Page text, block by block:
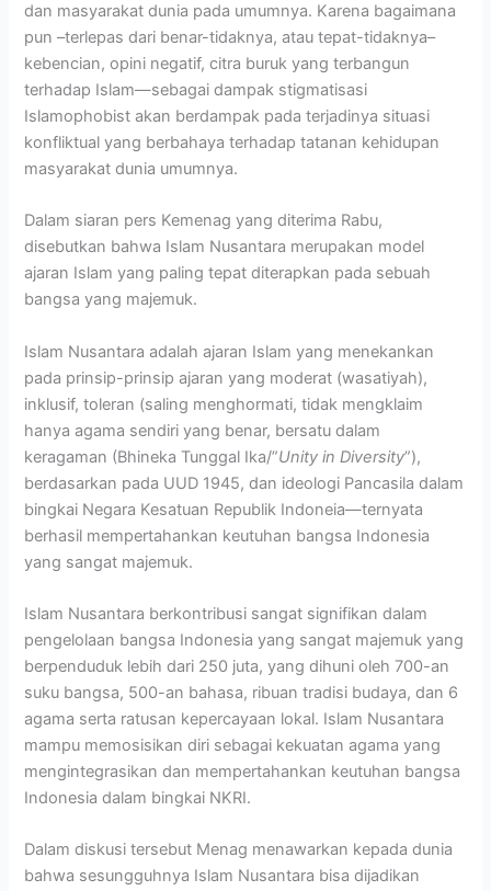
dan masyarakat dunia pada umumnya. Karena bagaimana
pun –terlepas dari benar-tidaknya, atau tepat-tidaknya–
kebencian, opini negatif, citra buruk yang terbangun
terhadap Islam—sebagai dampak stigmatisasi
Islamophobist akan berdampak pada terjadinya situasi
konfliktual yang berbahaya terhadap tatanan kehidupan
masyarakat dunia umumnya.
Dalam siaran pers Kemenag yang diterima Rabu,
disebutkan bahwa Islam Nusantara merupakan model
ajaran Islam yang paling tepat diterapkan pada sebuah
bangsa yang majemuk.
Islam Nusantara adalah ajaran Islam yang menekankan
pada prinsip-prinsip ajaran yang moderat (wasatiyah),
inklusif, toleran (saling menghormati, tidak mengklaim
hanya agama sendiri yang benar, bersatu dalam
keragaman (Bhineka Tunggal Ika/”Unity in Diversity”),
berdasarkan pada UUD 1945, dan ideologi Pancasila dalam
bingkai Negara Kesatuan Republik Indoneia—ternyata
berhasil mempertahankan keutuhan bangsa Indonesia
yang sangat majemuk.
Islam Nusantara berkontribusi sangat signifikan dalam
pengelolaan bangsa Indonesia yang sangat majemuk yang
berpenduduk lebih dari 250 juta, yang dihuni oleh 700-an
suku bangsa, 500-an bahasa, ribuan tradisi budaya, dan 6
agama serta ratusan kepercayaan lokal. Islam Nusantara
mampu memosisikan diri sebagai kekuatan agama yang
mengintegrasikan dan mempertahankan keutuhan bangsa
Indonesia dalam bingkai NKRI.
Dalam diskusi tersebut Menag menawarkan kepada dunia
bahwa sesungguhnya Islam Nusantara bisa dijadikan